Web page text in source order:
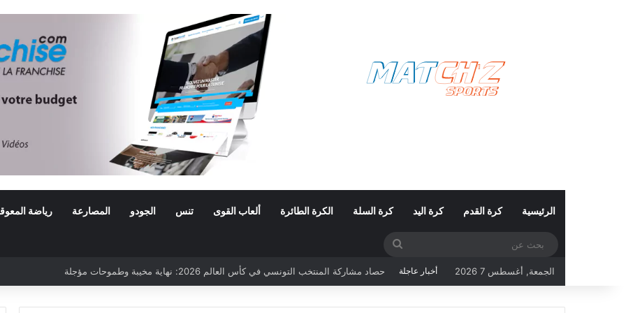
الرئيسية كرة القدم كرة اليد كرة السلة الكرة الطائرة ألعاب القوى تنس الجودو المصارعة رياضة
عن
الجمعة, أغسطس 7 2026 أخبار عاجلة